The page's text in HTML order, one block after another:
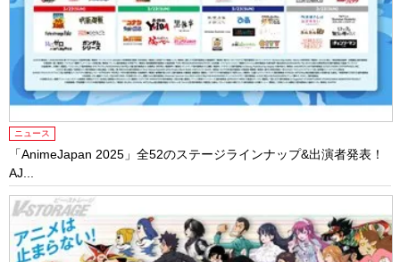
ニュース
「AnimeJapan 2025」全52のステージラインナップ&出演者発表！
AJ...